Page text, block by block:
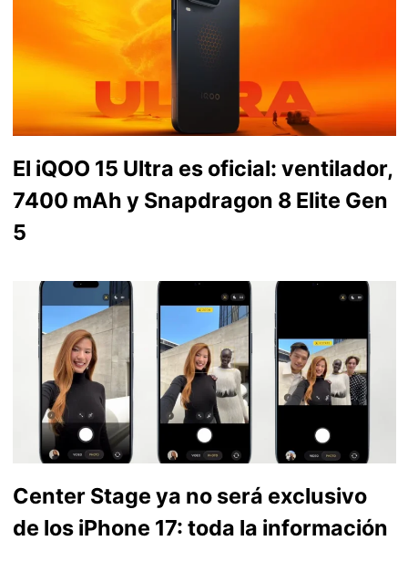
El iQOO 15 Ultra es oficial: ventilador,
7400 mAh y Snapdragon 8 Elite Gen
5
Center Stage ya no será exclusivo
de los iPhone 17: toda la información